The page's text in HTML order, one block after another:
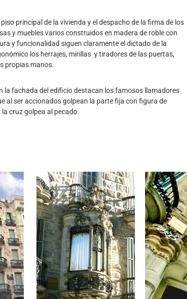
principal de la vivienda y el despacho de la firma de los
y muebles varios construidos en madera de roble con
y funcionalidad siguen claramente el dictado de la
los herrajes, mirillas y tiradores de las puertas,
propias manos.
la fachada del edificio destacan los famosos llamadores
al ser accionados golpean la parte fija con figura de
cruz golpea al pecado.